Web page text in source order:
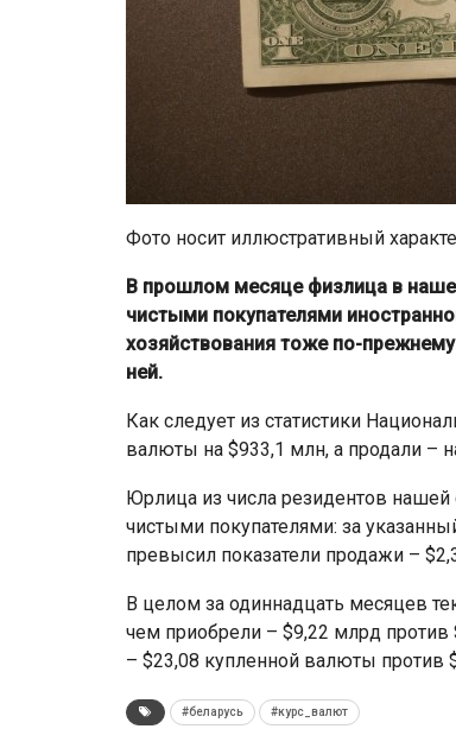
Фото носит иллюстративный
В прошлом месяце физлица в
чистыми покупателями
хозяйствования тоже по-
ней.
Как следует из статистики
валюты на $933,1 млн, а продали –
Юрлица из числа резидентов
чистыми покупателями: за
превысил показатели продажи –
В целом за одиннадцать месяцев
чем приобрели – $9,22 млрд против
– $23,08 купленной валюты против
#беларусь #курс_валют